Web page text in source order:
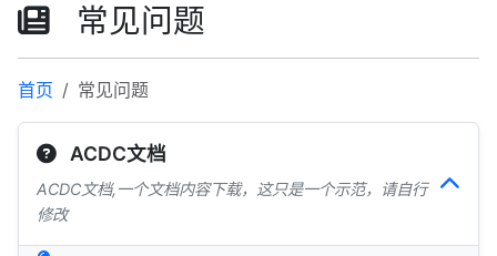
常见问题
首页 常见问题
ACDC文档
ACDC文档,一个文档内容下载，这只是一个示范，请自行
修改